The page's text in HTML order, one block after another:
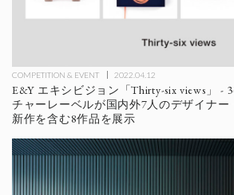
COMPETITION & EVENT 2022.04.12
E&Y エキシビジョン「Thirty-six views」 -
チャーレーベルが国内外7人のデザイナー
新作を含む8作品を展示